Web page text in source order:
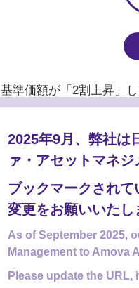
基準価額が「2割上昇」
れたものであるなら、基
そもそも投信の商品性
のです。ファンドマネ
たとしたら、やはり
そしていつでも 一番重要
かどうか」の両方を検
とはいえ、今後を見通
2025年9月、弊社は
ァ・アセットマネジ
ブックマークされ
変更をお願いいたし
As of September 2025,
Management to Amova
Please update the